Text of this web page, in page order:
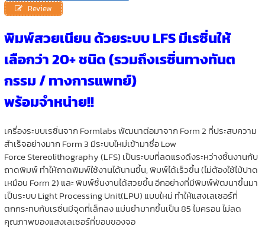
Review
พิมพ์สวยเนียน ด้วยระบบ LFS มีเรซิ่นให้
เลือกว่า 20+ ชนิด (รวมถึงเรซิ่นทางทันต
กรรม / ทางการแพทย์)
พร้อมจำหน่าย!!
เครื่องระบบเรซิ่นจาก Formlabs พัฒนาต่อมาจาก Form 2 ที่ประสบความ
สำเร็จอย่างมาก Form 3 มีระบบใหม่เข้ามาชื่อ Low
Force Stereolithography (LFS) เป็นระบบที่ลดแรงดึงระหว่างชิ้นงานกับ
ถาดพิมพ์ ทำให้ถาดพิมพ์ใช้งานได้นานขึ้น, พิมพ์ได้เร็วขึ้น (ไม่ต้องใช้ไม้ปาด
เหมือน Form 2) และ พิมพ์ชิ้นงานได้สวยขึ้น อีกอย่างที่มีพิมพ์พัฒนาขึ้นมา
เป็นระบบ Light Processing Unit(LPU) แบบใหม่ ทำให้แสงเลเซอร์ที่
ตกกระทบกับเรซิ่นมีจุดที่เล็กลง แม่นยำมากขึ้นเป็น 85 ไมครอน ไม่ลด
คุณภาพของแสงเลเซอร์ที่ขอบของจอ